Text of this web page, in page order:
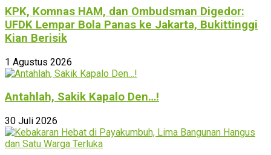
KPK, Komnas HAM, dan Ombudsman Digedor:
UFDK Lempar Bola Panas ke Jakarta, Bukittinggi
Kian Berisik
1 Agustus 2026
Antahlah, Sakik Kapalo Den…!
30 Juli 2026